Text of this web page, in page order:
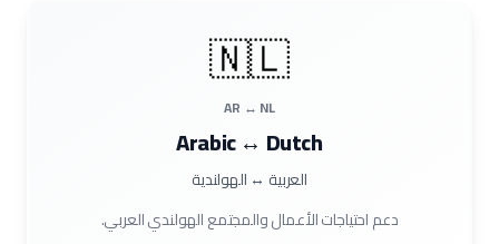
🇳🇱
AR ↔ NL
Arabic ↔ Dutch
العربية ↔ الهولندية
دعم احتياجات الأعمال والمجتمع الهولندي العربي.